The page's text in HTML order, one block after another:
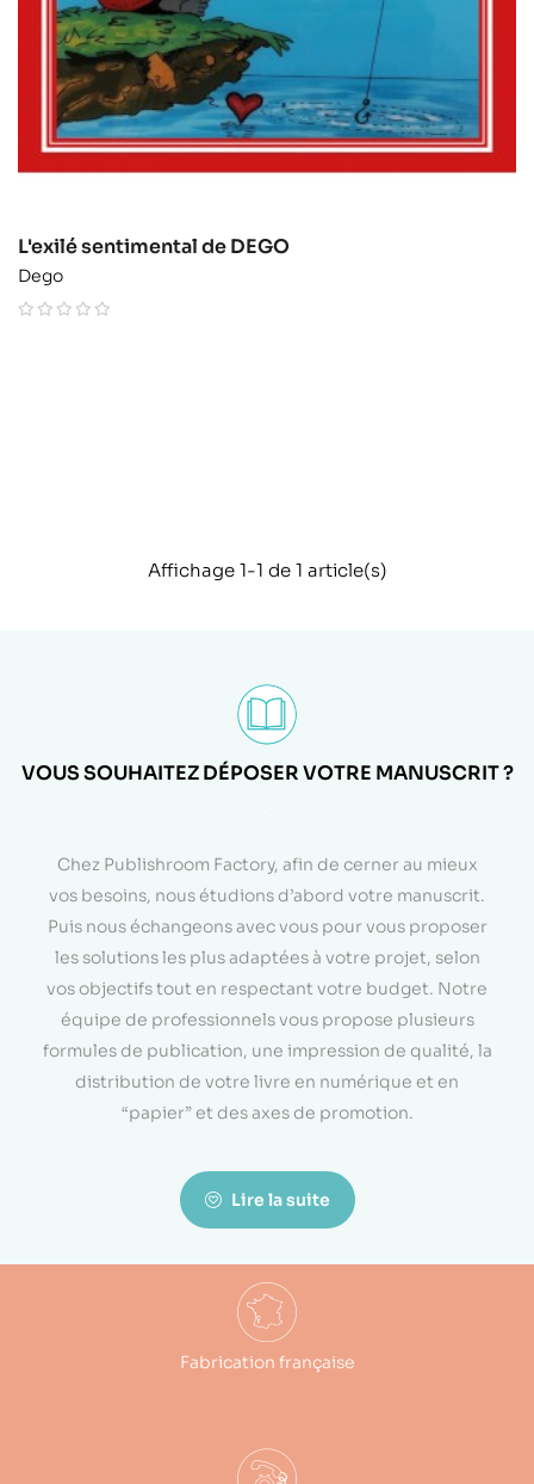
L'exilé sentimental de DEGO
Dego
Affichage 1-1 de 1 article(s)
VOUS SOUHAITEZ DÉPOSER VOTRE MANUSCRIT ?
Chez Publishroom Factory, afin de cerner au mieux
vos besoins, nous étudions d’abord votre manuscrit.
Puis nous échangeons avec vous pour vous proposer
les solutions les plus adaptées à votre projet, selon
vos objectifs tout en respectant votre budget. Notre
équipe de professionnels vous propose plusieurs
formules de publication, une impression de qualité, la
distribution de votre livre en numérique et en
“papier” et des axes de promotion.
Lire la suite
Fabrication française